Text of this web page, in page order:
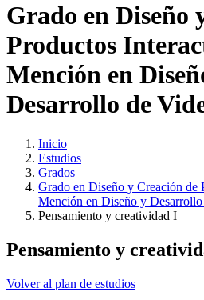
Grado en Diseño
Productos
Mención en
Desarrollo de
Inicio
Estudios
Grados
Grado en Diseño y Creación de
Mención en Diseño y
Pensamiento y creatividad I
Pensamiento y
Volver al plan de estudios